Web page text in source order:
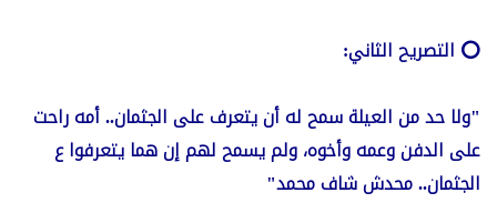
⭕️ التصريح الثاني:
"ولا حد من العيلة سمح له أن يتعرف على الجثمان.. أمه راحت
على الدفن وعمه وأخوه، ولم يسمح لهم إن هما يتعرفوا ع
الجثمان.. محدش شاف محمد"